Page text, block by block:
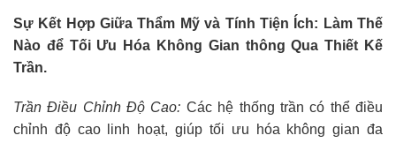
Sự Kết Hợp Giữa Thẩm Mỹ và Tính Tiện Ích: Làm Thế
Nào để Tối Ưu Hóa Không Gian thông Qua Thiết Kế
Trần.
Trần Điều Chỉnh Độ Cao: Các hệ thống trần có thể điều
chỉnh độ cao linh hoạt, giúp tối ưu hóa không gian đa